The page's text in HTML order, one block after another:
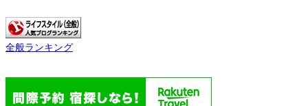
全般ランキング